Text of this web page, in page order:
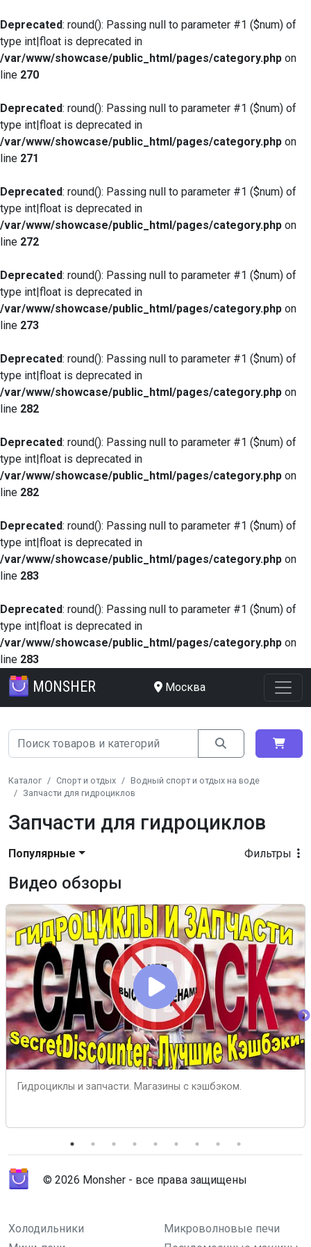
Deprecated: round(): Passing null to parameter #1 ($num) of
type int|float is deprecated in
/var/www/showcase/public_html/pages/category.php on
line 270
Deprecated: round(): Passing null to parameter #1 ($num) of
type int|float is deprecated in
/var/www/showcase/public_html/pages/category.php on
line 271
Deprecated: round(): Passing null to parameter #1 ($num) of
type int|float is deprecated in
/var/www/showcase/public_html/pages/category.php on
line 272
Deprecated: round(): Passing null to parameter #1 ($num) of
type int|float is deprecated in
/var/www/showcase/public_html/pages/category.php on
line 273
Deprecated: round(): Passing null to parameter #1 ($num) of
type int|float is deprecated in
/var/www/showcase/public_html/pages/category.php on
line 282
Deprecated: round(): Passing null to parameter #1 ($num) of
type int|float is deprecated in
/var/www/showcase/public_html/pages/category.php on
line 282
Deprecated: round(): Passing null to parameter #1 ($num) of
type int|float is deprecated in
/var/www/showcase/public_html/pages/category.php on
line 283
Deprecated: round(): Passing null to parameter #1 ($num) of
type int|float is deprecated in
/var/www/showcase/public_html/pages/category.php on
line 283
MONSHER Москва
Каталог Спорт и отдых
Водный спорт и отдых на воде
Запчасти для гидроциклов
Запчасти для гидроциклов
Фильтры
Популярные
Видео обзоры
Гидроциклы и запчасти. Магазины с кэшбэком.
© 2026 Monsher - все права защищены
Холодильники
Микроволновые печи